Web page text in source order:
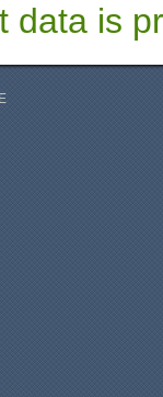
data is